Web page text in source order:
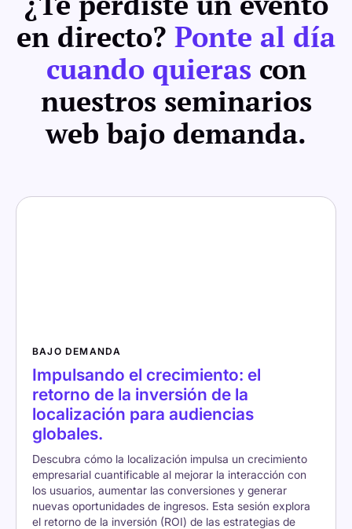
en directo? Ponte al día
cuando quierascon
nuestros seminarios
web bajo demanda.
BAJO DEMANDA
Impulsando el crecimiento: el
retorno de la inversión de la
localización para audiencias
globales.
Descubra cómo la localización impulsa un crecimiento
empresarial cuantificable al mejorar la interacción con
los usuarios, aumentar las conversiones y generar
nuevas oportunidades de ingresos. Esta sesión explora
el retorno de la inversión (ROI) de las estrategias de